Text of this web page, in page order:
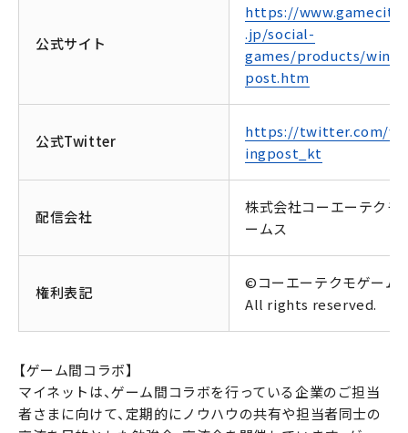
公式サイト
https://
.jp/social-
games/products/
post.htm
公式Twitter
https://twitter.com/
ingpost_kt
配信会社
株式会社コーエーテクモ
ームス
権利表記
©コーエーテクモゲーム
All rights reserved.
【ゲーム間コラボ】
マイネットは、ゲーム間コラボを行っている企業のご担当
者さまに向けて、定期的にノウハウの共有や担当者同士の